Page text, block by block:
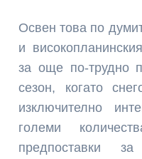
Освен това по
и
за още по-трудно
сезон, когато
изключително
големи
предпоставки